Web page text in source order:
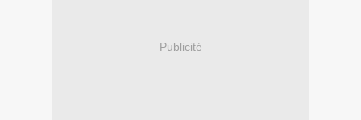
Publicité